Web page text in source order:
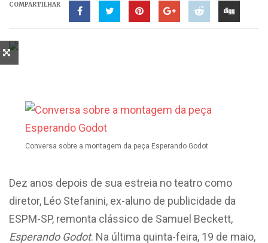
COMPARTILHAR
Conversa sobre a montagem da peça Esperando Godot
Dez anos depois de sua estreia no teatro como
diretor, Léo Stefanini, ex-aluno de publicidade da
ESPM-SP, remonta clássico de Samuel Beckett,
Esperando Godot. Na última quinta-feira, 19 de maio,